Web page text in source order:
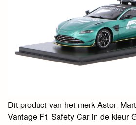
Dit product van het merk Aston
Vantage F1 Safety Car in de kleur